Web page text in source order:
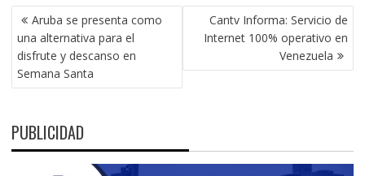
NAVEGACIÓN
DE
ENTRADAS
Aruba se presenta como
una alternativa para el
disfrute y descanso en
Semana Santa
Cantv Informa: Servicio de
Internet 100% operativo en
Venezuela
PUBLICIDAD